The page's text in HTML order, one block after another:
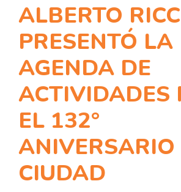
ALBERTO
PRESENTÓ LA
AGENDA DE
ACTIVIDADES
EL 132°
CIUDAD